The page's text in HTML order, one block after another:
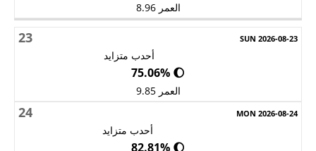
العمر 8.96
23
أحدب متزايد
🌔 75.06%
العمر 9.85
24
أحدب متزايد
🌔 82.81%